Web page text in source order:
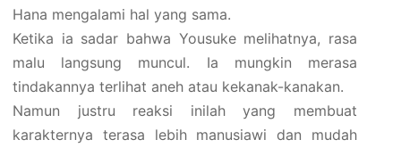
Hana mengalami hal yang sama.
Ketika ia sadar bahwa Yousuke melihatnya, rasa
malu langsung muncul. Ia mungkin merasa
tindakannya terlihat aneh atau kekanak-kanakan.
Namun justru reaksi inilah yang membuat
karakternya terasa lebih manusiawi dan mudah